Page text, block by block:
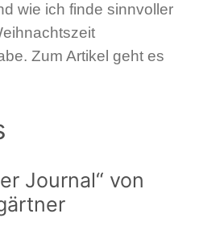
wie ich finde sinnvoller
Zum Artikel geht es
Journal“ von